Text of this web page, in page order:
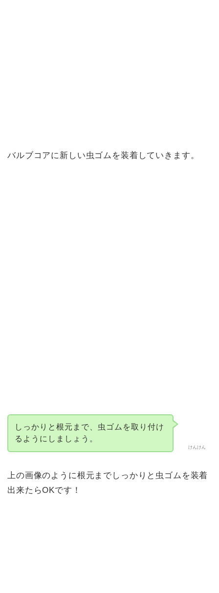
バルブコアに新しい虫ゴムを装着していきます。
けんけん
しっかりと根元まで、虫ゴムを取り付け
るようにしましょう。
上の画像のように根元までしっかりと虫ゴムを装着
出来たらOKです！